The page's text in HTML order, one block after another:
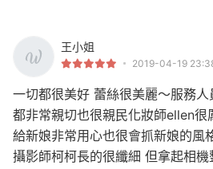
王小姐
2019-04-19
一切都很美好 蕾絲很美麗～服務
都非常親切也很親民化妝師ellen很
給新娘非常用心也很會抓新娘的風
攝影師柯柯長的很纖細 但拿起相機